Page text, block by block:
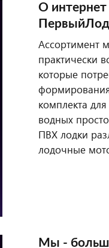
О интернет
Ассортимент
практически
которые
комплекта
водных
ПВХ лодки
лодочные
Мы -